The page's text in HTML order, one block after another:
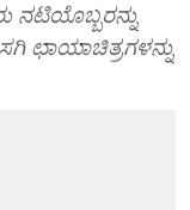
ಛಾಯಾಚಿತ್ರಗಳನ್ನು